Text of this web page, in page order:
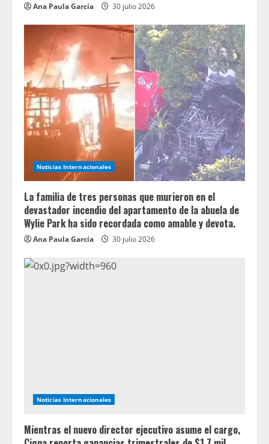
Ana Paula García 30 julio 2026
Noticias Internacionales
La familia de tres personas que murieron en el
devastador incendio del apartamento de la abuela de
Wylie Park ha sido recordada como amable y devota.
Ana Paula García 30 julio 2026
Noticias Internacionales
Mientras el nuevo director ejecutivo asume el cargo,